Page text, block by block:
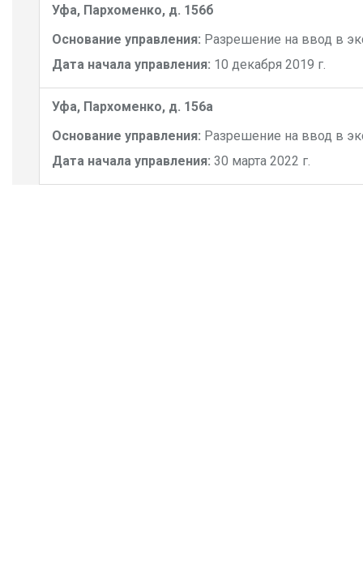
Уфа, Пархоменко, д. 156б
Основание управления: Разрешение на ввод в
Дата начала управления: 10 декабря 2019 г.
Уфа, Пархоменко, д. 156а
Основание управления: Разрешение на ввод в
Дата начала управления: 30 марта 2022 г.